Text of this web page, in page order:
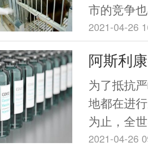
市的竞争
大多数人
的小猴子
资源之一。
2021-04-26
阿斯利
血栓，
为了抵抗
地都在进
为止，全
被正式批
2021-04-26